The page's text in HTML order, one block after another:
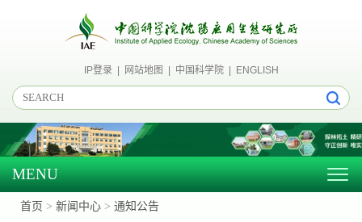
IP登录| 网站地图 中国科学院| ENGLISH
MENU
首页 > 新闻中心 > 通知公告